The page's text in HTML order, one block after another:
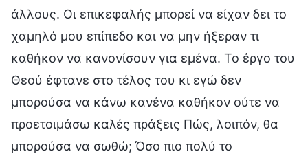
άλλους. Οι επικεφαλής μπορεί να είχαν δει το
χαμηλό μου επίπεδο και να μην ήξεραν τι
καθήκον να κανονίσουν για εμένα. Το έργο του
Θεού έφτανε στο τέλος του κι εγώ δεν
μπορούσα να κάνω κανένα καθήκον ούτε να
προετοιμάσω καλές πράξεις Πώς, λοιπόν, θα
μπορούσα να σωθώ; Όσο πιο πολύ το